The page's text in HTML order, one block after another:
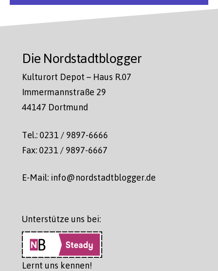
Die Nordstadtblogger
Kulturort Depot – Haus R.07
Immermannstraße 29
44147 Dortmund
Tel.: 0231 / 9897-6666
Fax: 0231 / 9897-6667
E-Mail: info@nordstadtblogger.de
Unterstütze uns bei:
Lernt uns kennen!